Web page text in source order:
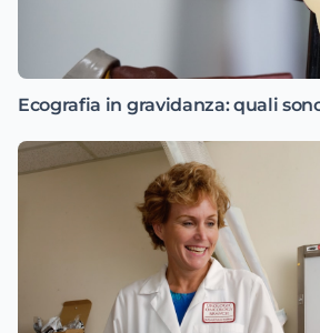
Ecografia in gravidanza: quali